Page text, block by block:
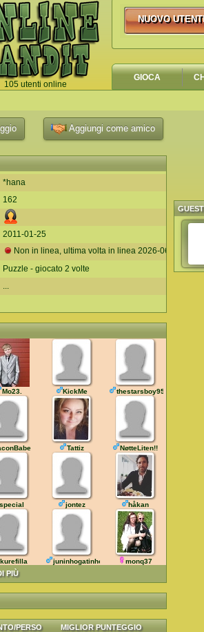
105 utenti online
NUOVO
NUOVO
GIOCA
Aggiungi come amico
*hana
162
2011-01-25
Non in linea, ultima volta in linea 2026-06-10
Puzzle - giocato 2 volte
...
PIÙ
Mo23. KickMe thestarsboy95
Tattiz NøtteLiten!!
special jontez håkan
juninhogatinho monq37
PERSO MIGLIOR PUNTEGGIO